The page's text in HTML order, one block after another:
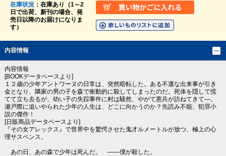
在庫状況：在庫あり（1～2
日で出荷、新刊の場合、発
売日以降のお届けになりま
す）
内容情報
内容情報
[BOOKデータベースより]
１２歳の少年アントワーヌの日常は、突然暗転した。ある不運な出来事が引き
金となり、隣家の男の子を森で衝動的に殺してしまったのだ。死体を隠して慌
てて立ち去るが、幼い子の失踪事件に村は騒然、やがて憲兵が訪ねてきて―。
瀬戸際に追いやられた少年の人生は、どこに向かうのか？先読み不能、犯罪小
説の傑作！
[日販商品データベースより]
『その女アレックス』で世界中を驚愕させた鬼才ルメートルが放つ、極上の心
理サスペンス。
あの日、あの森で少年は死んだ。 ――僕が殺した。